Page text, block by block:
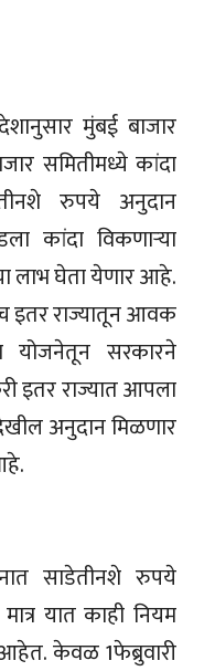
मुंबई बाजार
समितीमध्ये कांदा
रुपये अनुदान
कांदा विकणाऱ्या
लाभ घेता येणार आहे.
इतर राज्यातून आवक
योजनेतून सरकारने
इतर राज्यात आपला
अनुदान मिळणार
साडेतीनशे रुपये
यात काही नियम
केवळ 1फेब्रुवारी